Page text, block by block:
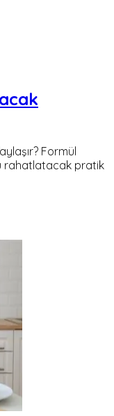
Formül
rahatlatacak pratik